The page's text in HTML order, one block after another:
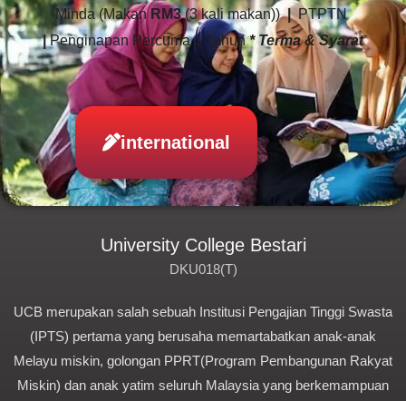
Minda (Makan RM3(3 kali makan))|PTPTN
| Penginapan Percuma 1 Tahun* Terma & Syarat
international
University College Bestari
DKU018(T)
UCB merupakan salah sebuah Institusi Pengajian Tinggi Swasta
(IPTS) pertama yang berusaha memartabatkan anak-anak
Melayu miskin, golongan PPRT(Program Pembangunan Rakyat
Miskin) dan anak yatim seluruh Malaysia yang berkemampuan